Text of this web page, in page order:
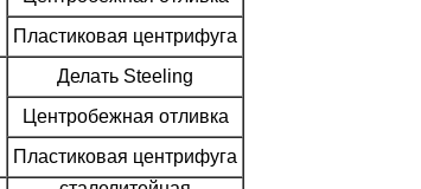
Пластиковая центрифуга
Делать Steeling
Центробежная отливка
Пластиковая центрифуга